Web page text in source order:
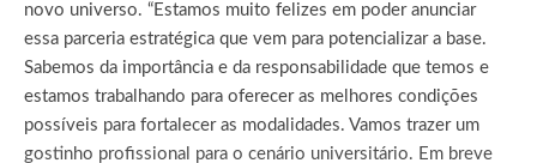
novo universo. “Estamos muito felizes em poder anunciar
essa parceria estratégica que vem para potencializar a base.
Sabemos da importância e da responsabilidade que temos e
estamos trabalhando para oferecer as melhores condições
possíveis para fortalecer as modalidades. Vamos trazer um
gostinho profissional para o cenário universitário. Em breve